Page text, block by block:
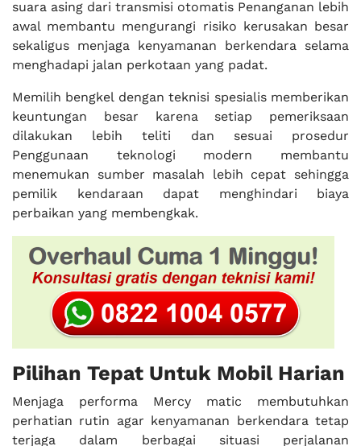
suara asing dari transmisi otomatis Penanganan lebih
awal membantu mengurangi risiko kerusakan besar
sekaligus menjaga kenyamanan berkendara selama
menghadapi jalan perkotaan yang padat.
Memilih bengkel dengan teknisi spesialis memberikan
keuntungan besar karena setiap pemeriksaan
dilakukan lebih teliti dan sesuai prosedur
Penggunaan teknologi modern membantu
menemukan sumber masalah lebih cepat sehingga
pemilik kendaraan dapat menghindari biaya
perbaikan yang membengkak.
Pilihan Tepat Untuk Mobil Harian
Menjaga performa Mercy matic membutuhkan
perhatian rutin agar kenyamanan berkendara tetap
terjaga dalam berbagai situasi perjalanan